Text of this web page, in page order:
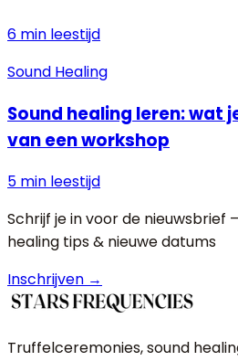
6 min leestijd
Sound Healing
Sound healing leren: wat
van een workshop
5 min leestijd
Schrijf je in voor de nieuwsbrief
healing tips & nieuwe datums
Inschrijven →
Truffelceremonies, sound